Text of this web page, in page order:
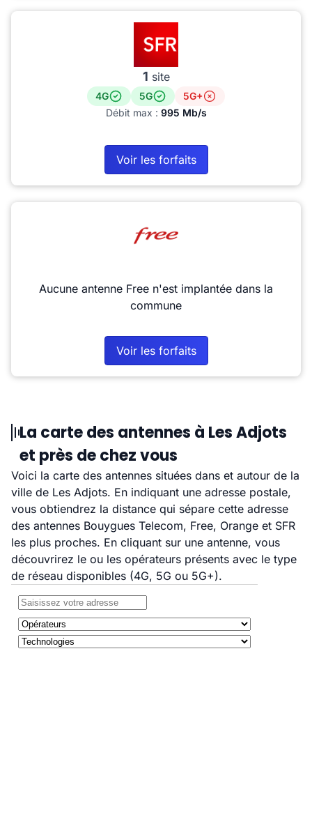
1 site
4G 5G
5G+
Débit max : 995 Mb/s
Voir les forfaits
Aucune antenne Free n'est implantée dans la
commune
Voir les forfaits
La carte des antennes à Les Adjots
et près de chez vous
Voici la carte des antennes situées dans et autour de la
ville de Les Adjots. En indiquant une adresse postale,
vous obtiendrez la distance qui sépare cette adresse
des antennes Bouygues Telecom, Free, Orange et SFR
les plus proches. En cliquant sur une antenne, vous
découvrirez le ou les opérateurs présents avec le type
de réseau disponibles (4G, 5G ou 5G+).